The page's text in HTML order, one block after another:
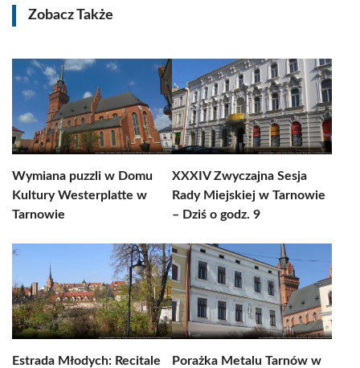
Zobacz Także
Wymiana puzzli w Domu
Kultury Westerplatte w
Tarnowie
XXXIV Zwyczajna Sesja
Rady Miejskiej w Tarnowie
– Dziś o godz. 9
Estrada Młodych: Recitale
Porażka Metalu Tarnów w